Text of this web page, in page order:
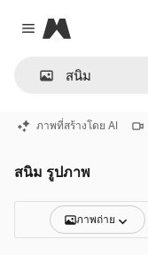
Close menu
Magnific
ภาพที่สร้างโดย AI
สนิม รูปภาพ
ภาพถ่าย